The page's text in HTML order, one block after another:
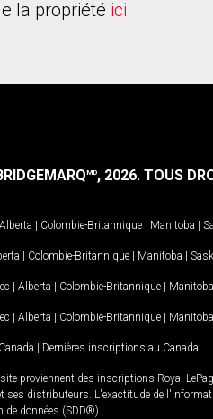
la propriété ici
MD, 2026. TOUS
Alberta | Colombie-Britannique | Manitoba |
| Colombie-Britannique | Manitoba |
| Alberta | Colombie-Britannique | Manitoba
| Alberta | Colombie-Britannique | Manitoba
| Dernières inscriptions au Canada
proviennent des inscriptions Royal
ses distributeurs. L'exactitude de
données (SDD®).